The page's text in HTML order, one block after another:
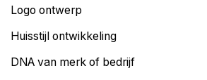
Logo ontwerp
Huisstijl ontwikkeling
DNA van merk of bedrijf